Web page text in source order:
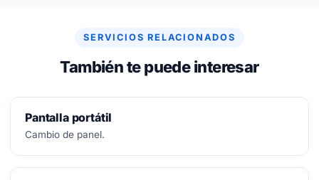
SERVICIOS RELACIONADOS
También te puede interesar
Pantalla portátil
Cambio de panel.